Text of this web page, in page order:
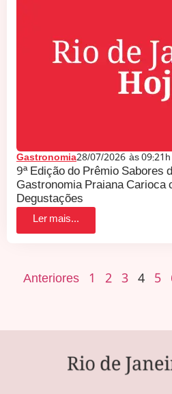
Gastronomia28/07/2026 às09:21h
9ª Edição do Prêmio Sabores
Gastronomia Praiana Carioca
Degustações
Ler mais...
Anteriores 1 2 3 4 5